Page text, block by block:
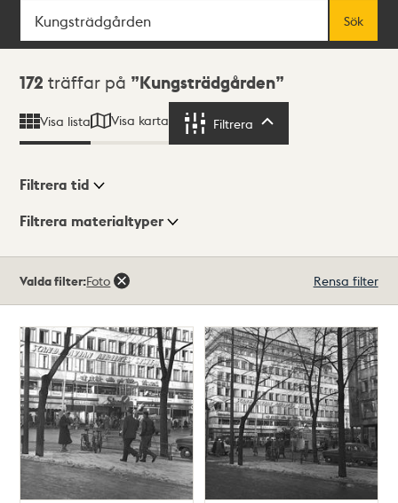
Sök
Sökresultat
172 träffar på Kungsträdgården
Visa lista Visa karta Filtrera
Visningsläge
Filtrera tid
Filtrera materialtyper
172träffar
Valda filter:Foto Rensa filter